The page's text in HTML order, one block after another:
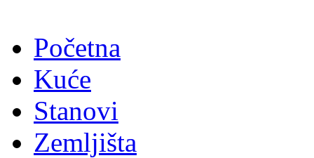
Početna
Kuće
Stanovi
Zemljišta